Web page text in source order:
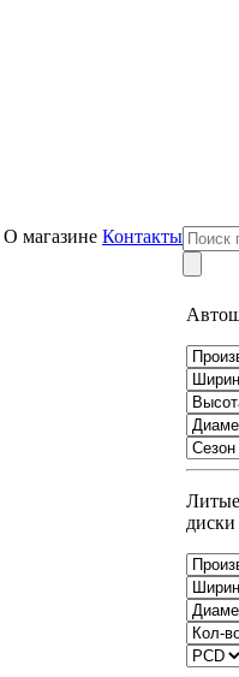
О магазине Контакты
Литые
диски